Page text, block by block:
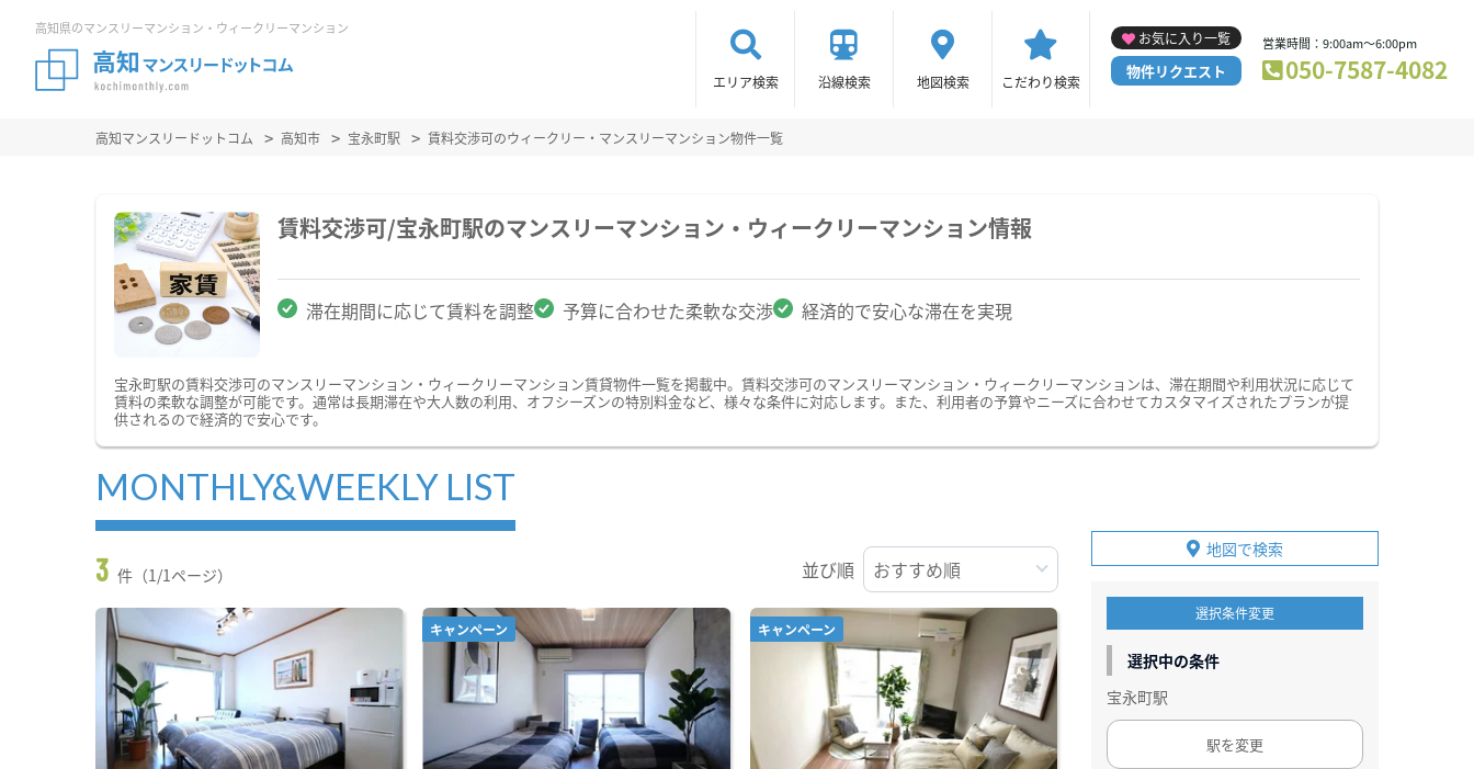
高知県のマンスリーマンション・ウィークリーマンション
エリア検索 沿線検索 地図検索 こだわり検索
お気に入り一覧
物件リクエスト
営業時間：9:00am～6:00pm
050-7587-4082
高知マンスリードットコム 高知市 宝永町駅 賃料交渉可のウィークリー・マンスリーマンション物件一覧
賃料交渉可/宝永町駅のマンスリーマンション・ウィークリーマンション情報
滞在期間に応じて賃料を調整 予算に合わせた柔軟な交渉 経済的で安心な滞在を実現
宝永町駅の賃料交渉可のマンスリーマンション・ウィークリーマンション賃貸物件一覧を掲載中。賃料交渉可のマンスリーマンション・ウィークリーマンションは、滞在期間や利用状況に応じて
賃料の柔軟な調整が可能です。通常は長期滞在や大人数の利用、オフシーズンの特別料金など、様々な条件に対応します。また、利用者の予算やニーズに合わせてカスタマイズされたプランが提
供されるので経済的で安心です。
MONTHLY&WEEKLY LIST
3 件（1/1ページ） 並び順
キャンペーン キャンペーン
地図で検索
選択条件変更
選択中の条件
宝永町駅
駅を変更